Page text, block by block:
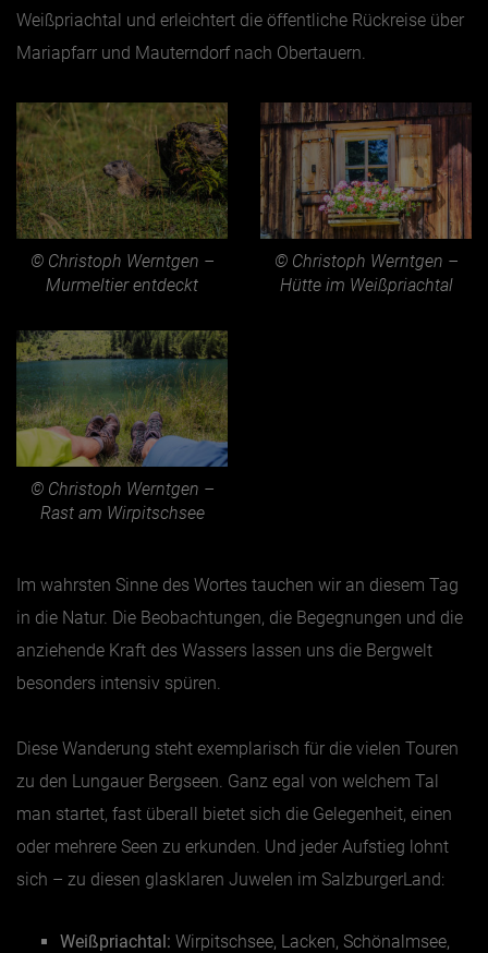
Weißpriachtal und erleichtert die öffentliche Rückreise über
Mariapfarr und Mauterndorf nach Obertauern.
© Christoph Werntgen –
Murmeltier entdeckt
© Christoph Werntgen –
Hütte im Weißpriachtal
© Christoph Werntgen –
Rast am Wirpitschsee
Im wahrsten Sinne des Wortes tauchen wir an diesem Tag
in die Natur. Die Beobachtungen, die Begegnungen und die
anziehende Kraft des Wassers lassen uns die Bergwelt
besonders intensiv spüren.
Diese Wanderung steht exemplarisch für die vielen Touren
zu den Lungauer Bergseen. Ganz egal von welchem Tal
man startet, fast überall bietet sich die Gelegenheit, einen
oder mehrere Seen zu erkunden. Und jeder Aufstieg lohnt
sich – zu diesen glasklaren Juwelen im SalzburgerLand:
Weißpriachtal: Wirpitschsee, Lacken, Schönalmsee,